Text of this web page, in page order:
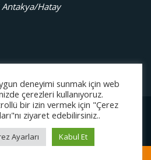
Antakya/Hatay
Eğitim Danışmanlığı Ltd. Şti.
Gazimagosa / Kuzey Kıbrıs
deneyimi sunmak için web
çerezleri kullanıyoruz.
bir izin vermek için "Çerez
ziyaret edebilirsiniz..
Ayarları Kabul Et